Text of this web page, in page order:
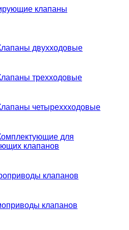
клапаны
двухходовые
трехходовые
четыреххходовые
для
клапанов
клапанов
клапанов